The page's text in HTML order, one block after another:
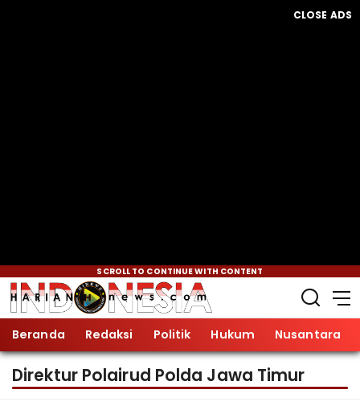
CLOSE ADS
SCROLL TO CONTINUE WITH CONTENT
Beranda Redaksi Politik Hukum Nusantara
Direktur Polairud Polda Jawa Timur